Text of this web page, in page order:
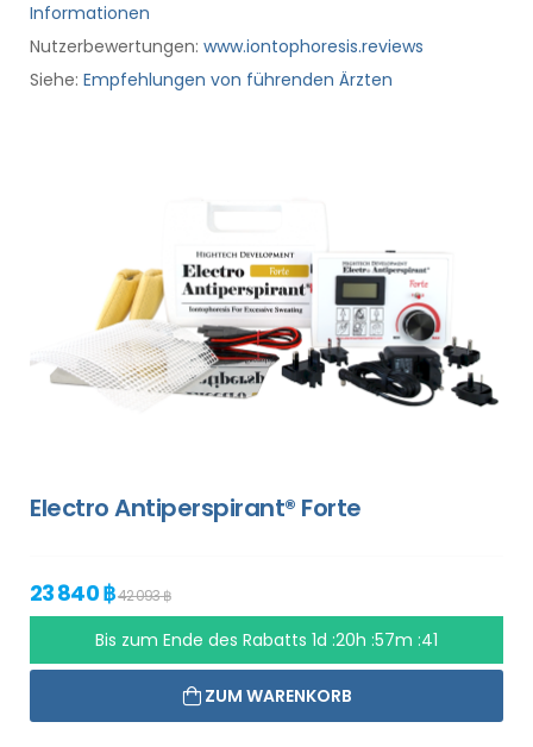
Informationen
Nutzerbewertungen: www.iontophoresis.reviews
Siehe: Empfehlungen von führenden Ärzten
Electro Antiperspirant® Forte
23 840 ฿42 093 ฿
Bis zum Ende des Rabatts 1d :20h :57m :40
ZUM WARENKORB